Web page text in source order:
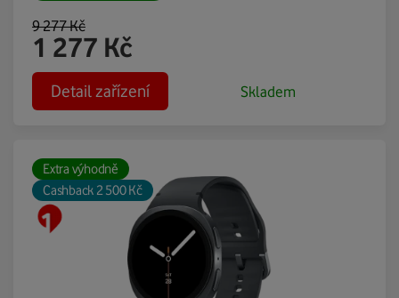
9 277Kč
1 277 Kč
Detail zařízení Skladem
Extra výhodně
Cashback 2 500 Kč